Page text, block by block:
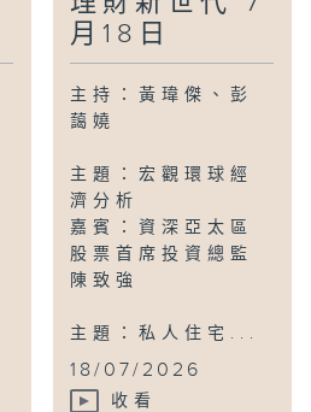
月18日
主持：黃瑋傑、彭
藹嬈
主題：宏觀環球經
濟分析
嘉賓：資深亞太區
股票首席投資總監
陳致強
主題：私人住宅...
18/07/2026
收看